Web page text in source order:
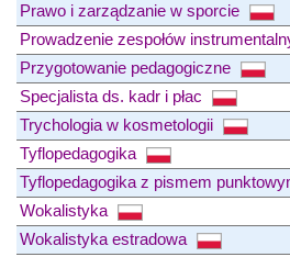
Prawo i zarządzanie w sporcie
Prowadzenie zespołów
Przygotowanie pedagogiczne
Specjalista ds. kadr i płac
Trychologia w kosmetologii
Tyflopedagogika
Tyflopedagogika z pismem
Wokalistyka
Wokalistyka estradowa